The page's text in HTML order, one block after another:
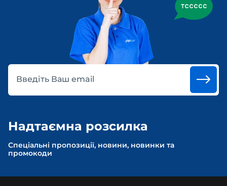
Введіть Ваш email
Надтаємна розсилка
Спеціальні пропозиції, новини, новинки та
промокоди